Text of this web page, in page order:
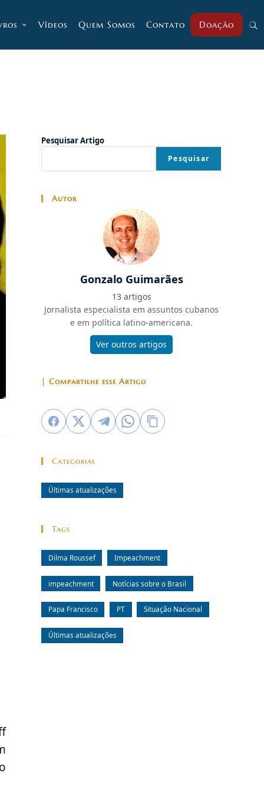
Vídeos Quem Somos Contato Doação
Pesquisar Artigo
Pesquisar
Autor
Gonzalo Guimarães
13 artigos
Jornalista especialista em assuntos cubanos
e em política latino-americana.
Ver outros artigos
| Compartilhe esse Artigo
Categorias
Últimas atualizações
Tags
Dilma Roussef Impeachment
impeachment Notícias sobre o Brasil
Papa Francisco PT Situação Nacional
Últimas atualizações